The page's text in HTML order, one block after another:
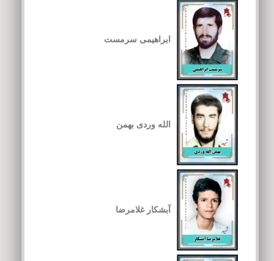
ابراهیمی سرمست
الله وردی بهمن
آبشکار غلامرضا